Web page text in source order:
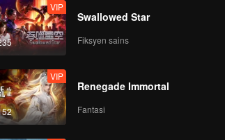
VIP
Swallowed Star
Fiksyen sains
VIP
Renegade Immortal
Fantasi